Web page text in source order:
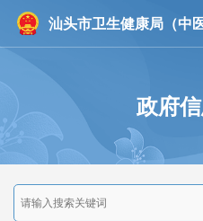
汕头市卫生健康局（中
政府